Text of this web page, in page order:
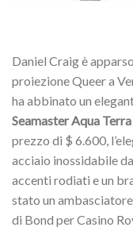
Daniel Craig è
proiezione Queer a
ha abbinato un
Seamaster Aqua
prezzo di $ 6.600,
acciaio inossidabile
accenti rodiati e un
stato un
di Bond per Casino